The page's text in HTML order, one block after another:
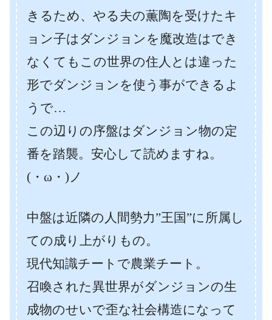
きるため、やる夫の薫陶を受けたキ
ョン子はダンジョンを魔改造はでき
なくてもこの世界の住人とは違った
形でダンジョンを使う事ができるよ
うで…
この辺りの序盤はダンジョン物の定
番を踏襲。安心して読めますね。
(・ω・)ノ
中盤は近隣の人間勢力”王国”に所属し
ての成り上がりもの。
現代知識チートで農業チート。
召喚された異世界がダンジョンの生
成物のせいで歪な社会構造になって